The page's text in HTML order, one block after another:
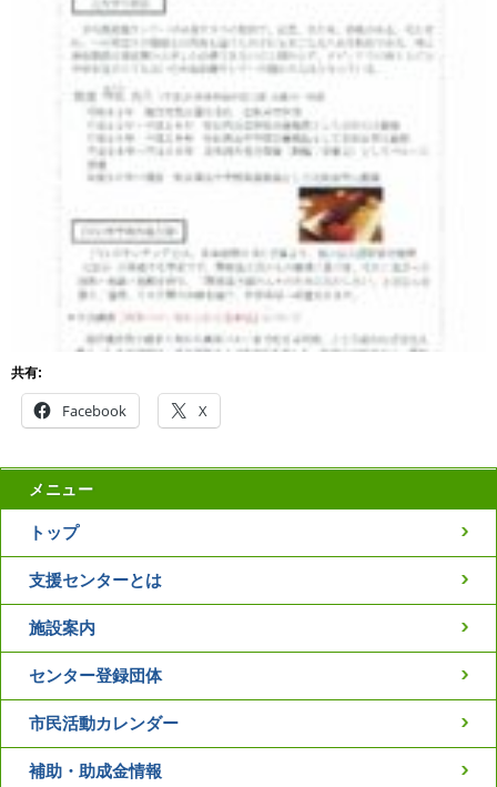
共有:
Facebook X
メニュー
トップ
支援センターとは
施設案内
センター登録団体
市民活動カレンダー
補助・助成金情報